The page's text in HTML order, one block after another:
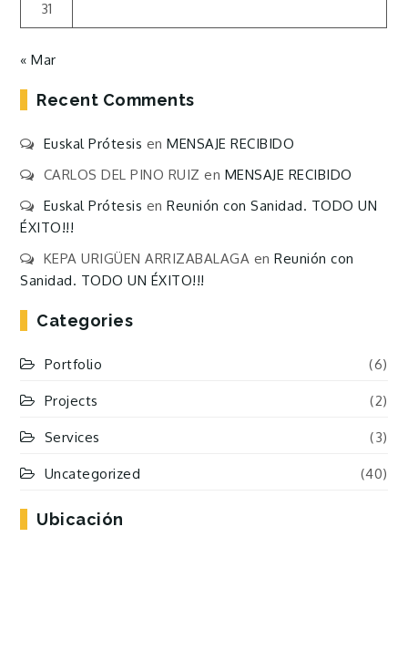
31
« Mar
Recent Comments
Euskal Prótesis enMENSAJE RECIBIDO
CARLOS DEL PINO RUIZ en MENSAJE RECIBIDO
Euskal Prótesis enReunión con Sanidad. TODO UN
ÉXITO!!!
KEPA URIGÜEN ARRIZABALAGA enReunión con
Sanidad. TODO UN ÉXITO!!!
Categories
Portfolio (6)
Projects (2)
Services (3)
Uncategorized (40)
Ubicación